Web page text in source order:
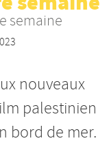
+
semaine
nouveaux
palestinien
bord de mer.